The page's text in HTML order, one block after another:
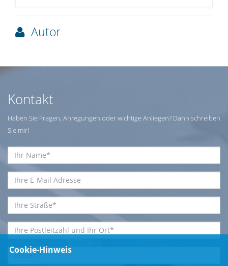
Autor
Kontakt
Haben Sie Fragen, Anregungen oder wichtige Anliegen? Dann schreiben
Sie mir!
Cookie-Hinweis